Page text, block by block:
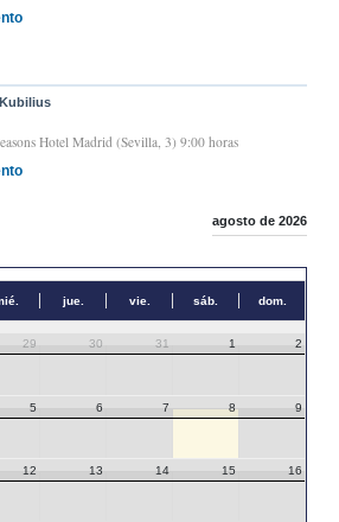
Hotel Madrid (Sevilla, 3) 9:00 horas
agosto de 2026
jue. vie. sáb. dom.
29 30 31 1 2
5 6 7 8 9
12 13 14 15 16